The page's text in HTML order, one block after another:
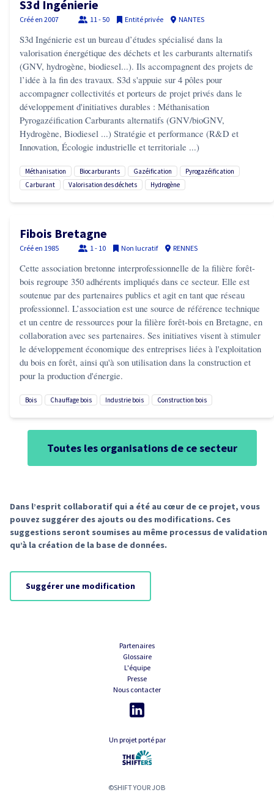
S3d Ingénierie
Créé en 2007 11 - 50 Entité privée NANTES
S3d Ingénierie est un bureau d’études spécialisé dans la
valorisation énergétique des déchets et les carburants alternatifs
(GNV, hydrogène, biodiesel...). Ils accompagnent des projets de
l’idée à la fin des travaux. S3d s'appuie sur 4 pôles pour
accompagner collectivités et porteurs de projet privés dans le
développement d'initiatives durables : Méthanisation
Pyrogazéification Carburants alternatifs (GNV/bioGNV,
Hydrogène, Biodiesel ...) Stratégie et performance (R&D et
Innovation, Écologie industrielle et territoriale ...)
méthanisation biocarburants gazéification
pyrogazéification
carburant
valorisation des déchets hydrogène
Fibois Bretagne
Créé en 1985 1 - 10 Non lucratif RENNES
Cette association bretonne interprofessionnelle de la filière forêt-
bois regroupe 350 adhérents impliqués dans ce secteur. Elle est
soutenue par des partenaires publics et agit en tant que réseau
professionnel. L’association est une source de référence technique
et un centre de ressources pour la filière forêt-bois en Bretagne, en
collaboration avec ses partenaires. Ses initiatives visent à stimuler
le développement économique des entreprises liées à l'exploitation
du bois en forêt, ainsi qu'à son utilisation dans la construction et
pour la production d'énergie.
bois chauffage bois industrie bois construction bois
Toutes les organisations de ce secteur
Dans l’esprit collaboratif qui a été au cœur de ce projet, vous
pouvez suggérer des ajouts ou des modifications. Ces
suggestions seront soumises au même processus de validation
qu’à la création de la base de données.
Suggérer une modification
©SHIFT YOUR JOB
Partenaires
Glossaire
L'équipe
Presse
Nous contacter
Un projet porté par